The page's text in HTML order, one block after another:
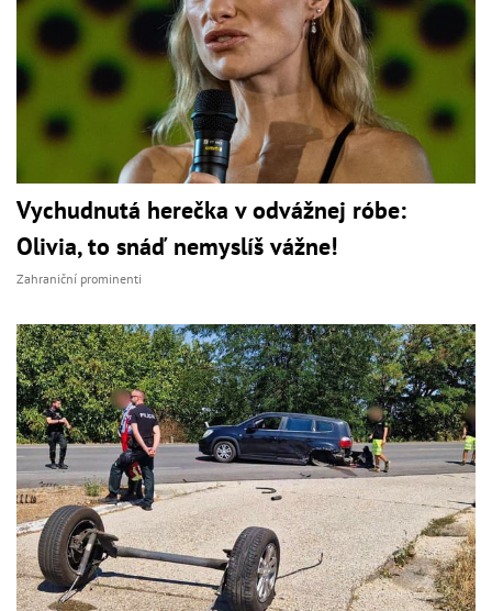
Vychudnutá herečka v odvážnej róbe:
Olivia, to snáď nemyslíš vážne!
Zahraniční prominenti